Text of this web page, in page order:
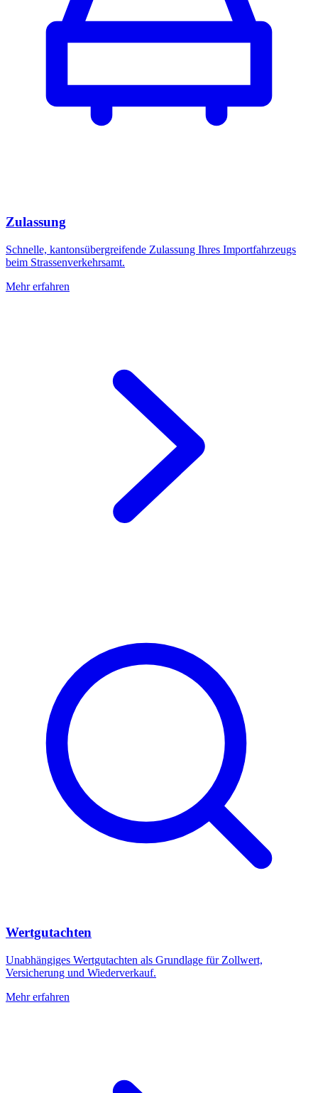
Zulassung
Schnelle, kantonsübergreifende Zulassung Ihres Importfahrzeugs
beim Strassenverkehrsamt.
Mehr erfahren
Wertgutachten
Unabhängiges Wertgutachten als Grundlage für Zollwert,
Versicherung und Wiederverkauf.
Mehr erfahren